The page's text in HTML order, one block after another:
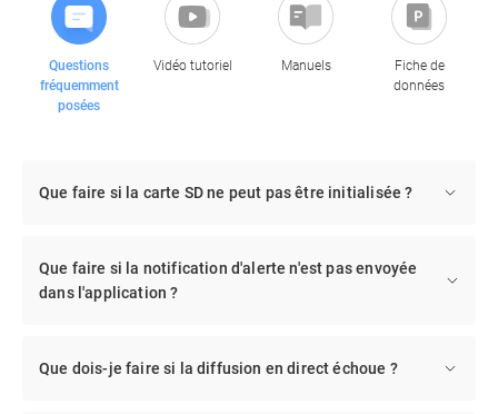
Questions
fréquemment
posées
Vidéo tutoriel Manuels
Fiche de
données
Que faire si la carte SD ne peut pas être initialisée ?
Que faire si la notification d'alerte n'est pas envoyée
dans l'application ?
Que dois-je faire si la diffusion en direct échoue ?